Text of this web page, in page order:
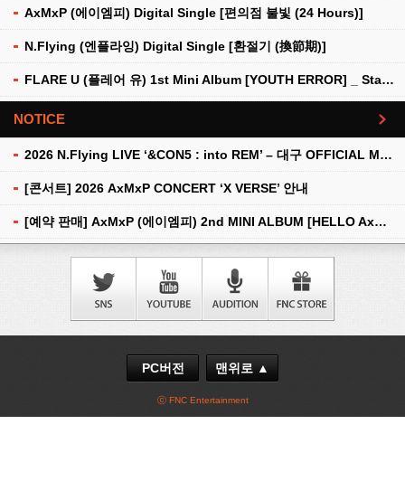
AxMxP (에이엠피) Digital Single [편의점 불빛 (24 Hours)]
N.Flying (엔플라잉) Digital Single [환절기 (換節期)]
FLARE U (플레어 유) 1st Mini Album [YOUTH ERROR] _ Stationery Kit Ver.
NOTICE
2026 N.Flying LIVE ‘&CON5 : into REM’ – 대구 OFFICIAL MD 현장 판매 안내
[콘서트] 2026 AxMxP CONCERT ‘X VERSE’ 안내
[예약 판매] AxMxP (에이엠피) 2nd MINI ALBUM [HELLO AxMxP] 예약 판매 안내
더보기
PC버전 맨위로 ▲
ⓒ FNC Entertainment